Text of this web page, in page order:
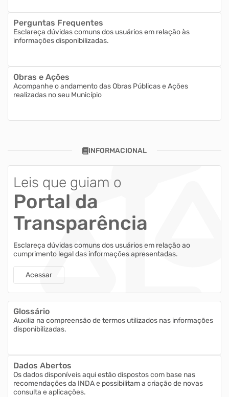
Perguntas Frequentes
Esclareça dúvidas comuns dos usuários em relação às
informações disponibilizadas.
Obras e Ações
Acompanhe o andamento das Obras Públicas e Ações
realizadas no seu Município
INFORMACIONAL
Leis que guiam o
Portal da
Transparência
Esclareça dúvidas comuns dos usuários em relação ao
cumprimento legal das informações apresentadas.
Acessar
Glossário
Auxilia na compreensão de termos utilizados nas informações
disponibilizadas.
Dados Abertos
Os dados disponíveis aqui estão dispostos com base nas
recomendações da INDA e possibilitam a criação de novas
consulta e aplicações.